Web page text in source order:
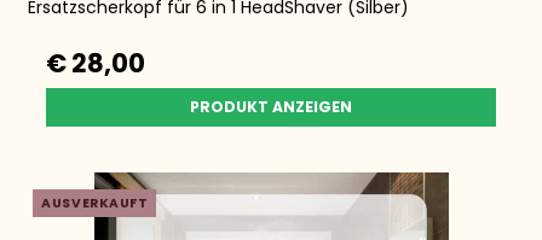
Ersatzscherkopf für 6 in 1 HeadShaver (Silber)
€ 28,00
PRODUKT ANZEIGEN
AUSVERKAUFT